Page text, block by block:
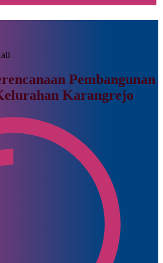
Pembangunan
Karangrejo